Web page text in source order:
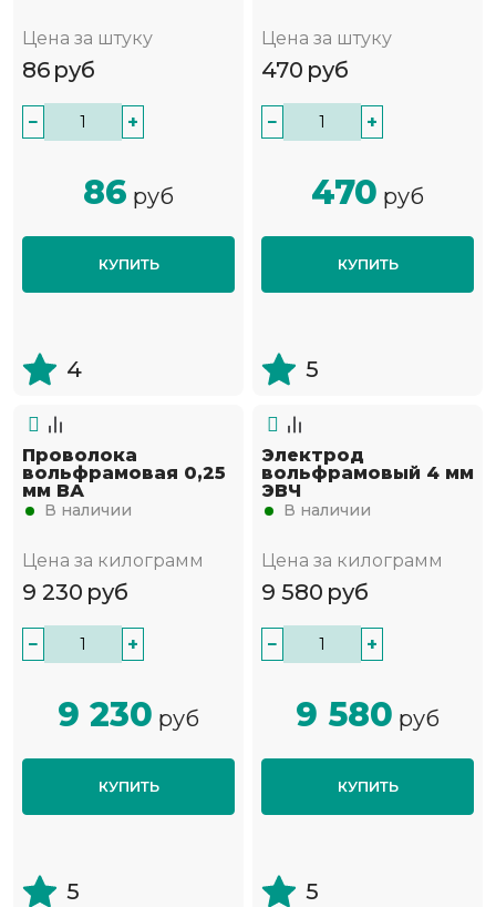
Цена за штуку
86 руб
− +
86 руб
КУПИТЬ
4
Цена за штуку
470 руб
− +
470 руб
КУПИТЬ
5
Проволока
вольфрамовая 0,25
мм ВА
В наличии
Цена за килограмм
9 230 руб
− +
9 230 руб
КУПИТЬ
5
Электрод
вольфрамовый 4 мм
ЭВЧ
В наличии
Цена за килограмм
9 580 руб
− +
9 580 руб
КУПИТЬ
5